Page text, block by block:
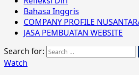
Bahasa Inggris
COMPANY PROFILE
JASA PEMBUATAN WEBSITE
Search for:
Watch